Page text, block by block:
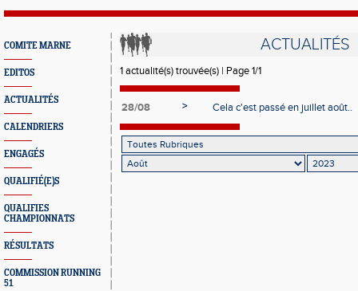
COMITE MARNE
EDITOS
ACTUALITÉS
CALENDRIERS
ENGAGÉS
QUALIFIÉ(E)S
QUALIFIES
CHAMPIONNATS
RÉSULTATS
COMMISSION RUNNING
51
ACTUALITÉS
1 actualité(s) trouvée(s) | Page 1/1
28/08 > Cela c'est passé en juillet août..